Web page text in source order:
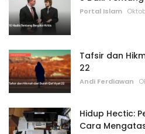
Portal Islam
Tafsir dan
22
Andi Ferdiawan
Hidup Hectic:
Cara